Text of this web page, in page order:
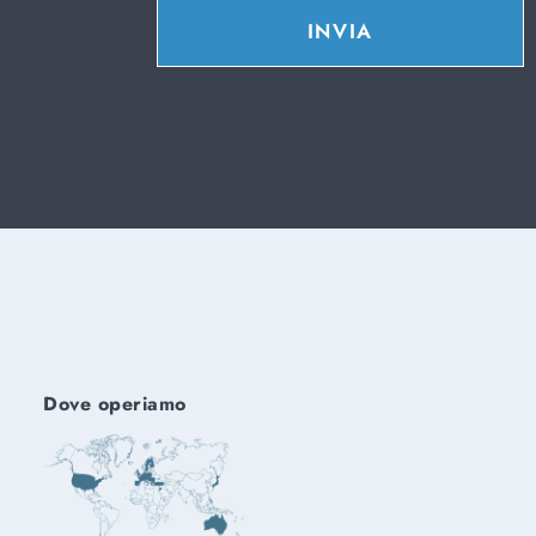
INVIA
Dove operiamo